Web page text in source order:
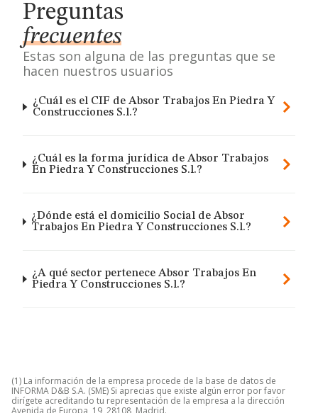
Preguntas
frecuentes
Estas son alguna de las preguntas que se
hacen nuestros usuarios
¿Cuál es el CIF de Absor Trabajos En Piedra Y
Construcciones S.l.?
¿Cuál es la forma jurídica de Absor Trabajos
En Piedra Y Construcciones S.l.?
¿Dónde está el domicilio Social de Absor
Trabajos En Piedra Y Construcciones S.l.?
¿A qué sector pertenece Absor Trabajos En
Piedra Y Construcciones S.l.?
(1) La información de la empresa procede de la base de datos de
INFORMA D&B S.A. (SME) Si aprecias que existe algún error por favor
dirígete acreditando tu representación de la empresa a la dirección
Avenida de Europa, 19, 28108, Madrid.